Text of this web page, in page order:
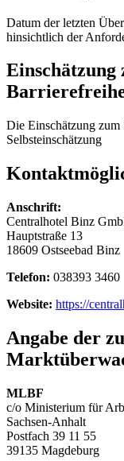
Datum der letzten
hinsichtlich der
Einschätzung
Die Einschätzung zum
Selbsteinschätzung
Anschrift:
Centralhotel Binz
Hauptstraße 13
18609 Ostseebad Binz
Telefon: 038393 3460
Website: https://
Angabe der
MLBF
c/o Ministerium für
Sachsen-Anhalt
Postfach 39 11 55
39135 Magdeburg